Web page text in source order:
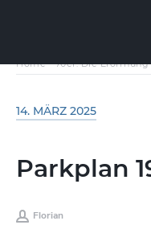
Home-70er: Die Eröffnung
14. MÄRZ 2025
Parkplan
Florian